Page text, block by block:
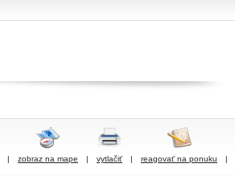
| zobraz na mape | vytlačiť | reagovať na ponuku |